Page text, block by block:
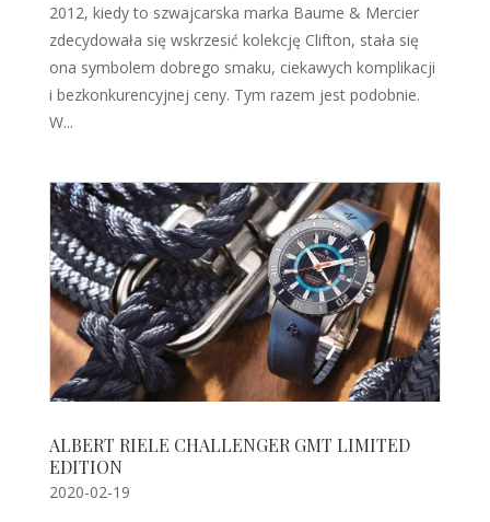
2012, kiedy to szwajcarska marka Baume & Mercier
zdecydowała się wskrzesić kolekcję Clifton, stała się
ona symbolem dobrego smaku, ciekawych komplikacji
i bezkonkurencyjnej ceny. Tym razem jest podobnie.
W...
ALBERT RIELE CHALLENGER GMT LIMITED
EDITION
2020-02-19